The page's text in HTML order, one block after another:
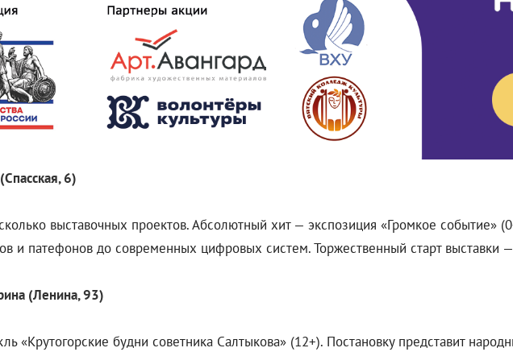
6)
выставочных проектов. Абсолютный хит — экспозиция «Громкое событие»
и патефонов до современных цифровых систем. Торжественный старт выставки
(Ленина, 93)
«Крутогорские будни советника Салтыкова» (12+). Постановку представит